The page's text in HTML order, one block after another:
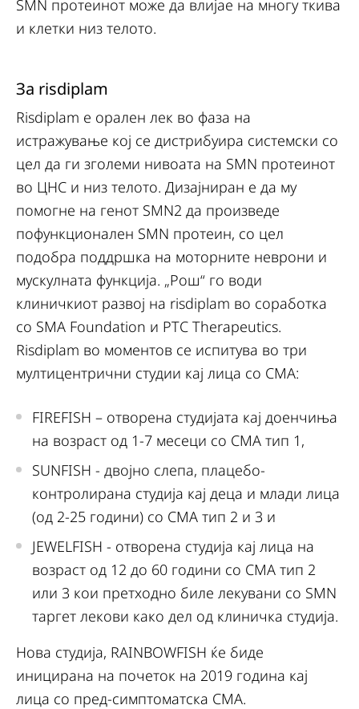
SMN протеинот може да влијае на многу ткива
и клетки низ телото.
За risdiplam
Risdiplam е орален лек во фаза на
истражување кој се дистрибуира системски со
цел да ги зголеми нивоата на SMN протеинот
во ЦНС и низ телото. Дизајниран е да му
помогне на генот SMN2 да произведе
пофункционален SMN протеин, со цел
подобра поддршка на моторните неврони и
мускулната функција. „Рош“ го води
клиничкиот развој на risdiplam во соработка
со SMA Foundation и PTC Therapeutics.
Risdiplam во моментов се испитува во три
мултицентрични студии кај лица со СМА:
FIREFISH – отворена студијата кај доенчиња
на возраст од 1-7 месеци со СМА тип 1,
SUNFISH - двојно слепа, плацебо-
контролирана студија кај деца и млади лица
(од 2-25 години) со СМА тип 2 и 3 и
JEWELFISH - отворена студија кај лица на
возраст од 12 до 60 години со СМА тип 2
или 3 кои претходно биле лекувани со SMN
таргет лекови како дел од клиничка студија.
Нова студија, RAINBOWFISH ќе биде
иницирана на почеток на 2019 година кај
лица со пред-симптоматска СМА.